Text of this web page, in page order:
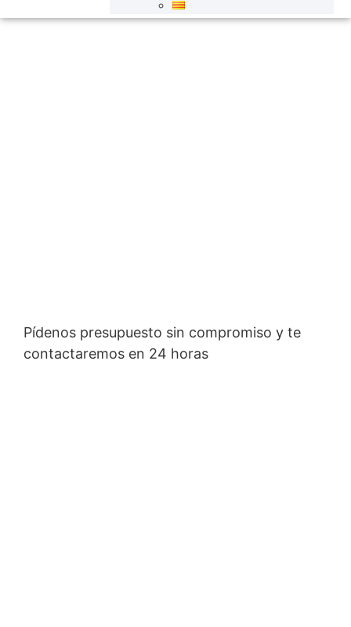
Pídenos presupuesto sin compromiso y te
contactaremos en 24 horas